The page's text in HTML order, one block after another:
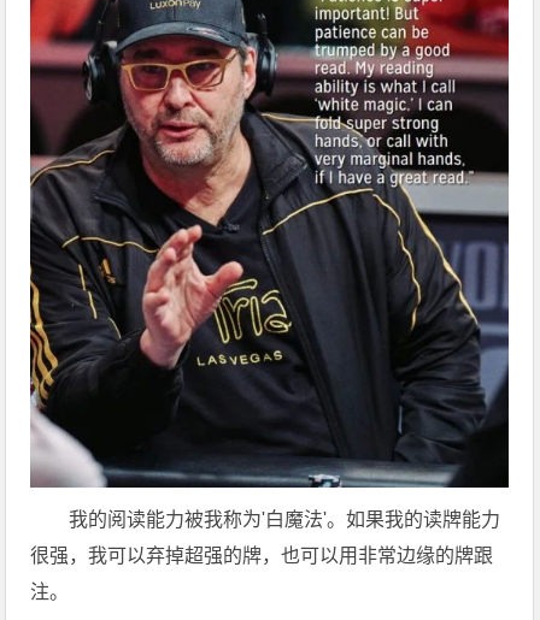
我的阅读能力被我称为'白魔法'。如果我的读牌能力
很强，我可以弃掉超强的牌，也可以用非常边缘的牌跟
注。